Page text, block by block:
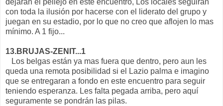
dejaran el pellejo en este encuentro, Los locales seguirán
con toda la ilusión por hacerse con el liderato del grupo y
juegan en su estadio, por lo que no creo que aflojen lo mas
mínimo. A 1 fijo...
13.BRUJAS-ZENIT...1
Los belgas están ya mas fuera que dentro, pero aun les
queda una remota posibilidad si el Lazio palma e imagino
que se entregaran a fondo en este encuentro para seguir
teniendo esperanza. Les falta pegada arriba, pero aquí
seguramente se pondrán las pilas.